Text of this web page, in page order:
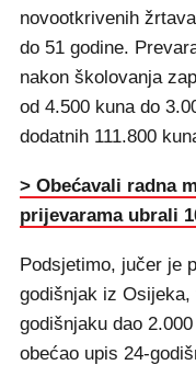
novootkrivenih
do 51 godine.
nakon školovanja
od 4.500 kuna do
dodatnih 111.800
> Obećavali radna
prijevarama ubrali
Podsjetimo, jučer je
godišnjak iz
godišnjaku dao
obećao upis 24-